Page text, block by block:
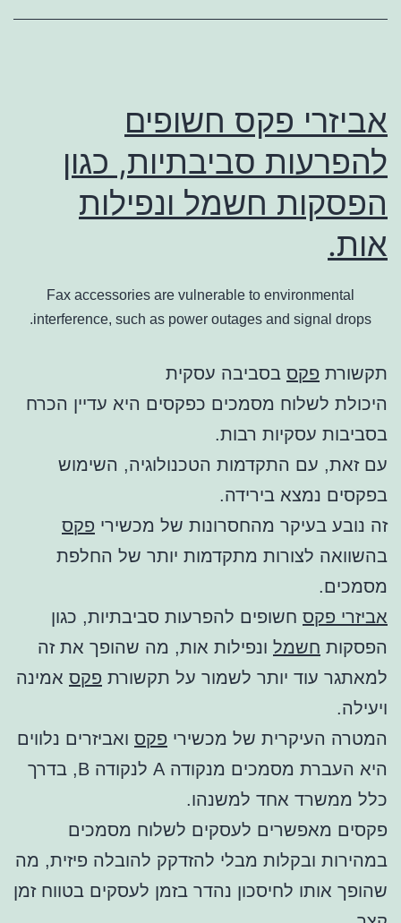
אביזרי פקס חשופים
להפרעות סביבתיות, כגון
הפסקות חשמל ונפילות
אות.
Fax accessories are vulnerable to environmental
interference, such as power outages and signal drops.
תקשורת פקס בסביבה עסקית
היכולת לשלוח מסמכים כפקסים היא עדיין הכרח
בסביבות עסקיות רבות.
עם זאת, עם התקדמות הטכנולוגיה, השימוש
בפקסים נמצא בירידה.
זה נובע בעיקר מהחסרונות של מכשירי פקס
בהשוואה לצורות מתקדמות יותר של החלפת
מסמכים.
אביזרי פקס חשופים להפרעות סביבתיות, כגון
הפסקות חשמל ונפילות אות, מה שהופך את זה
למאתגר עוד יותר לשמור על תקשורת פקס אמינה
ויעילה.
המטרה העיקרית של מכשירי פקס ואביזרים נלווים
היא העברת מסמכים מנקודה A לנקודה B, בדרך
כלל ממשרד אחד למשנהו.
פקסים מאפשרים לעסקים לשלוח מסמכים
במהירות ובקלות מבלי להזדקק להובלה פיזית, מה
שהופך אותו לחיסכון נהדר בזמן לעסקים בטווח זמן